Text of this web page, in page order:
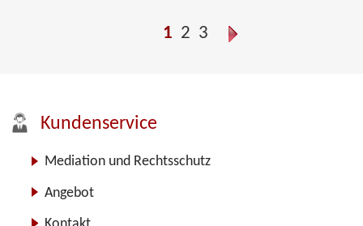
1 2 3
Kundenservice
Mediation und Rechtsschutz
Angebot